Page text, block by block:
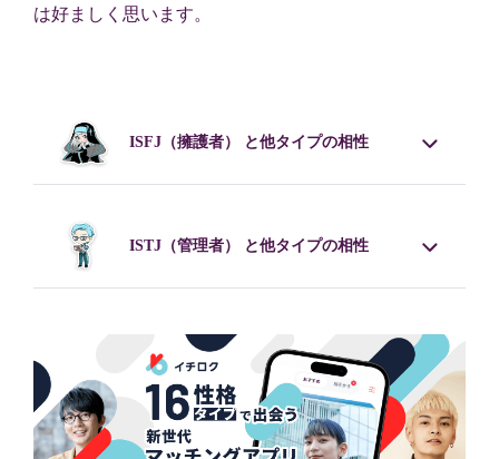
は好ましく思います。
ISFJ （擁護者） と他タイプの相性
ISTJ （管理者） と他タイプの相性